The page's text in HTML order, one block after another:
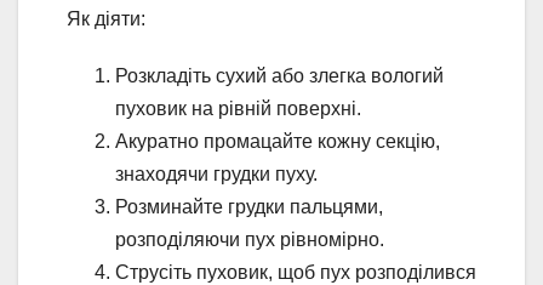
Як діяти:
Розкладіть сухий або злегка вологий
пуховик на рівній поверхні.
Акуратно промацайте кожну секцію,
знаходячи грудки пуху.
Розминайте грудки пальцями,
розподіляючи пух рівномірно.
Струсіть пуховик, щоб пух розподілився